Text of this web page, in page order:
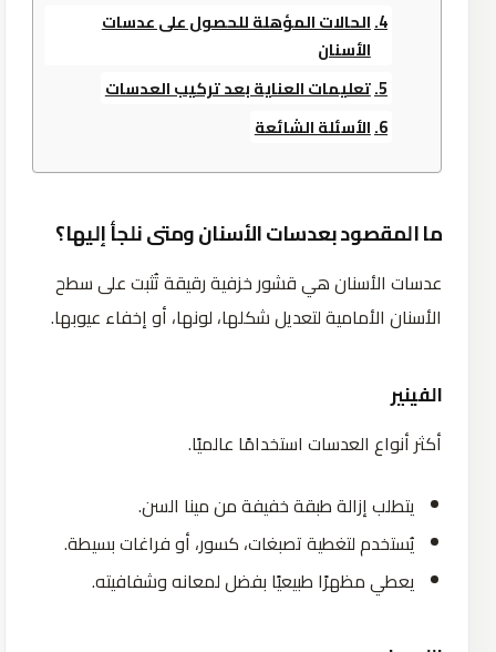
الحالات المؤهلة للحصول على عدسات
الأسنان
تعليمات العناية بعد تركيب العدسات
الأسئلة الشائعة
ما المقصود بعدسات الأسنان ومتى نلجأ إليها؟
عدسات الأسنان هي قشور خزفية رقيقة تُثبت على سطح
الأسنان الأمامية لتعديل شكلها، لونها، أو إخفاء عيوبها.
الفينير
أكثر أنواع العدسات استخدامًا عالميًا.
يتطلب إزالة طبقة خفيفة من مينا السن.
يُستخدم لتغطية تصبغات، كسور، أو فراغات بسيطة.
يعطي مظهرًا طبيعيًا بفضل لمعانه وشفافيته.